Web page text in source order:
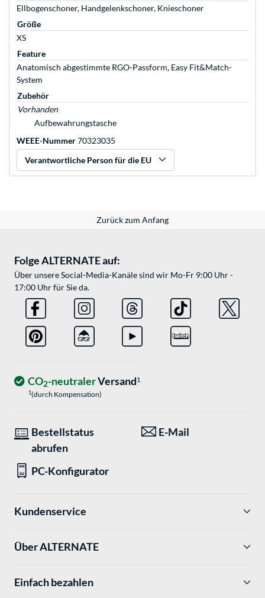
Ellbogenschoner, Handgelenkschoner, Knieschoner
Größe
XS
Feature
Anatomisch abgestimmte RGO-Passform, Easy Fit&Match-
System
Zubehör
Vorhanden
Aufbewahrungstasche
WEEE-Nummer70323035
Verantwortliche Person für die EU
Zurück zum Anfang
Folge ALTERNATE auf:
Über unsere Social-Media-Kanäle sind wir Mo-Fr 9:00 Uhr -
17:00 Uhr für Sie da.
CO2-neutralerVersand1
1(durch Kompensation)
Bestellstatus
abrufen
E-Mail
PC-Konfigurator
Kundenservice
Über ALTERNATE
Einfach bezahlen